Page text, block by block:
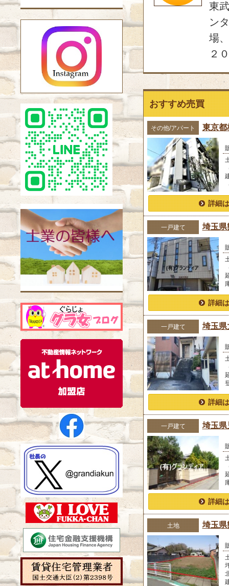
東
ン
場
２
おすすめ売買
その他/アパート 東京都板
詳細
一戸建て 埼玉県熊
詳細
一戸建て 埼玉県大
詳細
一戸建て 埼玉県児
詳細
土地 埼玉